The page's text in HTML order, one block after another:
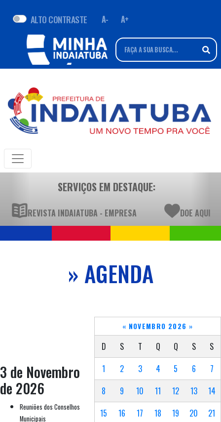
ALTO CONTRASTE A- A+
SERVIÇOS EM DESTAQUE:
REVISTA INDAIATUBA - EMPRESA DOE AQUI
» AGENDA
« NOVEMBRO 2026 »
D S T Q Q S
S
1
2 3 4 5 6
7
8
9 10 11 12 13
14
15
16 17 18 19 20
21
3 de Novembro
de 2026
Reuniões dos Conselhos
Municipais